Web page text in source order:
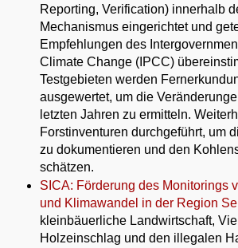
Reporting, Verification) innerhalb
Mechanismus eingerichtet und
Empfehlungen des
Climate Change (IPCC)
Testgebieten werden
ausgewertet, um die
letzten Jahren zu ermitteln.
Forstinventuren durchgeführt, um
zu dokumentieren und den
schätzen.
SICA: Förderung des Monitorings
und Klimawandel in der Region
kleinbäuerliche Landwirtschaft,
Holzeinschlag und den illegalen